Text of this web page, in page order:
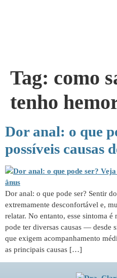
Tag: como
tenho
Dor anal: o que
possíveis causas
Dor anal: o que pode ser? Sentir
extremamente desconfortável e,
relatar. No entanto, esse sintoma
pode ter diversas causas — desde
que exigem acompanhamento
as principais causas […]